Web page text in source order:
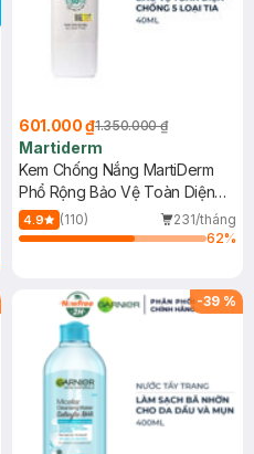
601.000 ₫1.350.000 ₫
Martiderm
Kem Chống Nắng MartiDerm
Phổ Rộng Bảo Vệ Toàn Diện
40ml
4.9 (110)
231/tháng
62%
-39 %